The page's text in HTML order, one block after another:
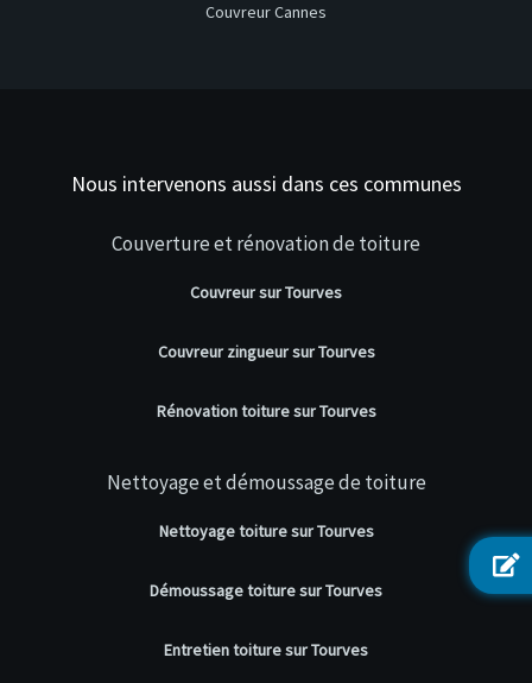
Couvreur Cannes
Nous intervenons aussi dans ces communes
Couverture et rénovation de toiture
Couvreur sur Tourves
Couvreur zingueur sur Tourves
Rénovation toiture sur Tourves
Nettoyage et démoussage de toiture
Nettoyage toiture sur Tourves
Démoussage toiture sur Tourves
Entretien toiture sur Tourves